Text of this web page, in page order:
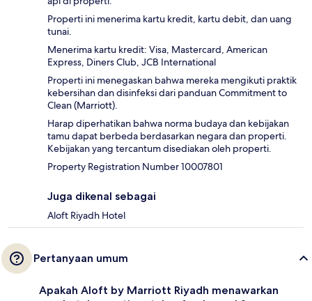
Properti ini menerima kartu kredit, kartu debit, dan uang
tunai.
Menerima kartu kredit: Visa, Mastercard, American
Express, Diners Club, JCB International
Properti ini menegaskan bahwa mereka mengikuti praktik
kebersihan dan disinfeksi dari panduan Commitment to
Clean (Marriott).
Harap diperhatikan bahwa norma budaya dan kebijakan
tamu dapat berbeda berdasarkan negara dan properti.
Kebijakan yang tercantum disediakan oleh properti.
Property Registration Number 10007801
Juga dikenal sebagai
Aloft Riyadh Hotel
Pertanyaan umum
Apakah Aloft by Marriott Riyadh menawarkan